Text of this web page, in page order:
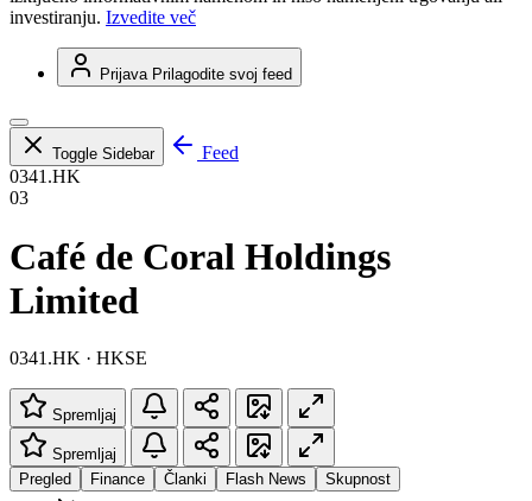
investiranju. Izvedite več
Prijava Prilagodite svoj feed
Toggle Sidebar
Feed
0341.HK
03
Café de Coral Holdings
Limited
0341.HK · HKSE
Spremljaj
Spremljaj
Pregled
Finance Članki Flash News Skupnost